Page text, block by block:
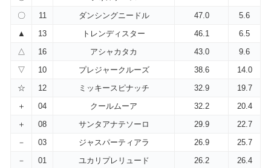
〇
11 ダンシングニードル 47.0
5.6
▲
13 トレンディスター 46.1
6.5
△
16 アシャカタカ 43.0
9.6
▽
10 プレジャークルーズ 38.6
14.0
☆
12 ミッキースピナッチ 32.9
19.7
＋
04 クールムーア 32.2
20.4
＋
08 サンタアナテソーロ 29.9
22.7
－
03 ジャスパーティアラ 26.9
25.7
－
01 ユカリプレリュード 26.2
26.4